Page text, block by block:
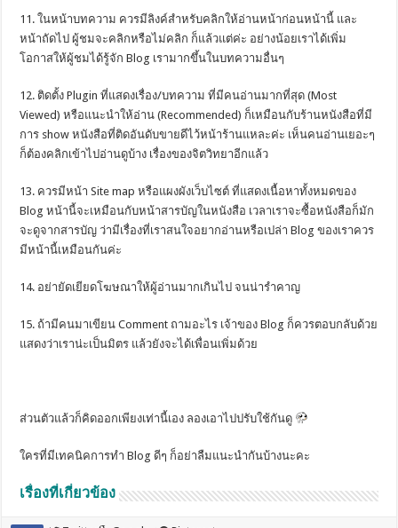
11. ในหน้าบทความ ควรมีลิงค์สำหรับคลิกให้อ่านหน้าก่อนหน้านี้ และ
หน้าถัดไป ผู้ชมจะคลิกหรือไม่คลิก ก็แล้วแต่ค่ะ อย่างน้อยเราได้เพิ่ม
โอกาสให้ผู้ชมได้รู้จัก Blog เรามากขึ้นในบทความอื่นๆ
12. ติดตั้ง Plugin ที่แสดงเรื่อง/บทความ ที่มีคนอ่านมากที่สุด (Most
Viewed) หรือแนะนำให้อ่าน (Recommended) ก็เหมือนกับร้านหนังสือที่มี
การ show หนังสือที่ติดอันดับขายดีไว้หน้าร้านแหละค่ะ เห็นคนอ่านเยอะๆ
ก็ต้องคลิกเข้าไปอ่านดูบ้าง เรื่องของจิตวิทยาอีกแล้ว
13. ควรมีหน้า Site map หรือแผงผังเว็บไซต์ ที่แสดงเนื้อหาทั้งหมดของ
Blog หน้านี้จะเหมือนกับหน้าสารบัญในหนังสือ เวลาเราจะซื้อหนังสือก็มัก
จะดูจากสารบัญ ว่ามีเรื่องที่เราสนใจอยากอ่านหรือเปล่า Blog ของเราควร
มีหน้านี้เหมือนกันค่ะ
14. อย่ายัดเยียดโฆษณาให้ผู้อ่านมากเกินไป จนน่ารำคาญ
15. ถ้ามีคนมาเขียน Comment ถามอะไร เจ้าของ Blog ก็ควรตอบกลับด้วย
แสดงว่าเราน่ะเป็นมิตร แล้วยังจะได้เพื่อนเพิ่มด้วย
ส่วนตัวแล้วก็คิดออกเพียงเท่านี้เอง ลองเอาไปปรับใช้กันดู
ใครที่มีเทคนิคการทำ Blog ดีๆ ก็อย่าลืมแนะนำกันบ้างนะคะ
เรื่องที่เกี่ยวข้อง